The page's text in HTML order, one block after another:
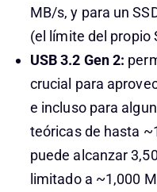
MB/s, y para un
(el límite del propio
USB 3.2 Gen 2:
crucial para
e incluso para
teóricas de hasta
puede alcanzar
limitado a ~1,000